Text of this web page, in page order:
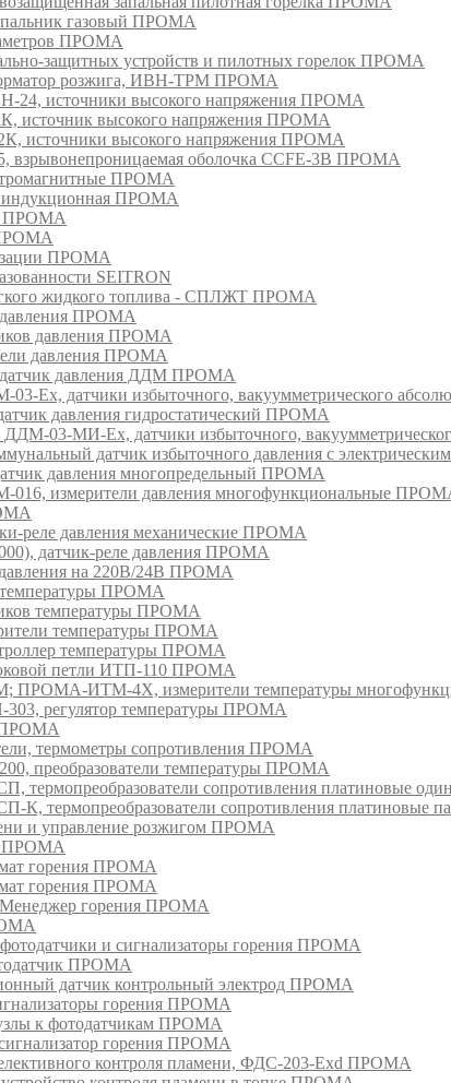
газовый ПРОМА
ПРОМА
защитных устройств и пилотных горелок ПРОМА
розжига, ИВН-ТРМ ПРОМА
источники высокого напряжения ПРОМА
источник высокого напряжения ПРОМА
источники высокого напряжения ПРОМА
оболочка CCFE-3B ПРОМА
ПРОМА
индукционная ПРОМА
ПРОМА
ПРОМА
ПРОМА
SEITRON
жидкого топлива - СПЛЖТ ПРОМА
давления ПРОМА
давления ПРОМА
давления ПРОМА
давления ДДМ ПРОМА
Ех, датчики избыточного, вакуумметрического
давления гидростатический ПРОМА
03-МИ-Ех, датчики избыточного,
датчик избыточного давления с
давления многопредельный ПРОМА
измерители давления многофункциональные
реле давления механические ПРОМА
датчик-реле давления ПРОМА
на 220В/24В ПРОМА
ПРОМА
температуры ПРОМА
температуры ПРОМА
температуры ПРОМА
петли ИТП-110 ПРОМА
ИТМ-4Х, измерители температуры
регулятор температуры ПРОМА
ПРОМА
термометры сопротивления ПРОМА
преобразователи температуры ПРОМА
термопреобразователи сопротивления платиновые
К, термопреобразователи сопротивления платиновые
и управление розжигом ПРОМА
ПРОМА
горения ПРОМА
горения ПРОМА
горения ПРОМА
и сигнализаторы горения ПРОМА
ПРОМА
датчик контрольный электрод ПРОМА
горения ПРОМА
к фотодатчикам ПРОМА
горения ПРОМА
контроля пламени, ФДС-203-Exd ПРОМА